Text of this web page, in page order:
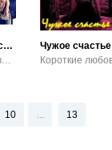
Любовь на расстоянии или Санкт-Петербург - Хельсинки
Короткие любовные романы / Современный любовный роман
Чужое счастье
10 ... 13